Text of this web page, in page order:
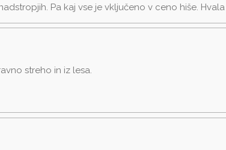
Pa kaj vse je vključeno v ceno hiše. Hvala
streho in iz lesa.